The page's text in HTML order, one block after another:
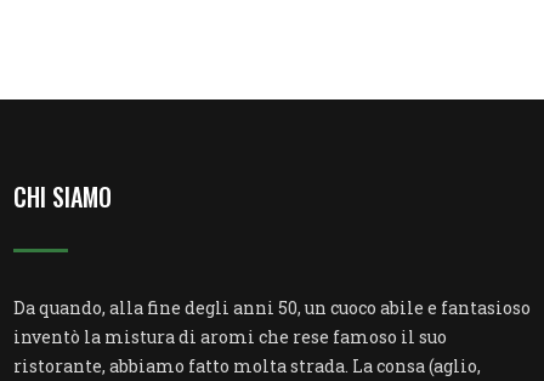
CHI SIAMO
Da quando, alla fine degli anni 50, un cuoco abile e fantasioso
inventò la mistura di aromi che rese famoso il suo
ristorante, abbiamo fatto molta strada. La consa (aglio,